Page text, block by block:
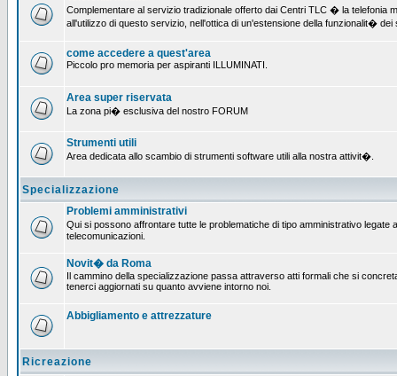
Complementare al servizio tradizionale offerto dai Centri TLC � la telefonia
all'utilizzo di questo servizio, nell'ottica di un'estensione della funzionalit�
come accedere a quest'area
Piccolo pro memoria per aspiranti ILLUMINATI.
Area super riservata
La zona pi� esclusiva del nostro FORUM
Strumenti utili
Area dedicata allo scambio di strumenti software utili alla nostra attivit�.
Specializzazione
Problemi amministrativi
Qui si possono affrontare tutte le problematiche di tipo amministrativo
telecomunicazioni.
Novit� da Roma
Il cammino della specializzazione passa attraverso atti formali che si
tenerci aggiornati su quanto avviene intorno noi.
Abbigliamento e attrezzature
Ricreazione